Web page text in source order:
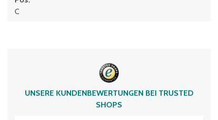
C
UNSERE KUNDENBEWERTUNGEN BEI TRUSTED
SHOPS